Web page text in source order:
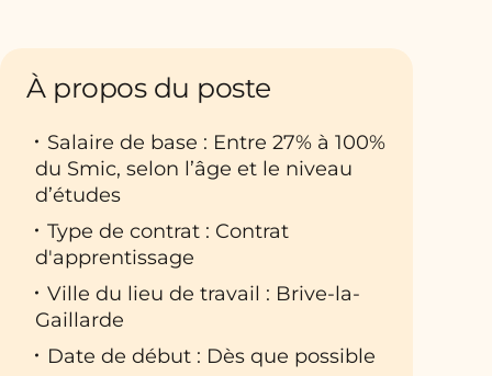
À propos du poste
Salaire de base : Entre 27% à 100%
du Smic, selon l’âge et le niveau
d’études
Type de contrat : Contrat
d'apprentissage
Ville du lieu de travail : Brive-la-
Gaillarde
Date de début : Dès que possible